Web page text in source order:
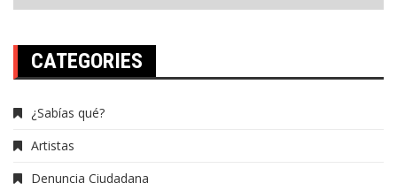
CATEGORIES
¿Sabías qué?
Artistas
Denuncia Ciudadana